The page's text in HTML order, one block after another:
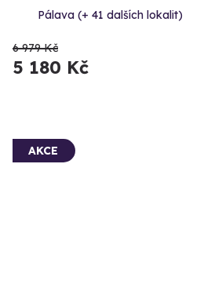
Pálava (+ 41 dalších lokalit)
6 979 Kč
5 180 Kč
AKCE